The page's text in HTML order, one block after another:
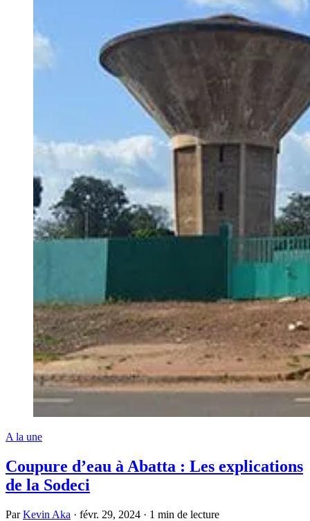
A la une
Coupure d’eau à Abatta : Les explications
de la Sodeci
ParKevin Aka · févr. 29, 2024 · 1 min de lecture